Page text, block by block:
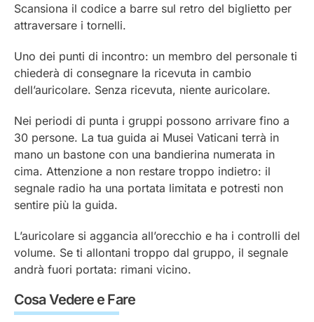
Scansiona il codice a barre sul retro del biglietto per
attraversare i tornelli.
Uno dei punti di incontro: un membro del personale ti
chiederà di consegnare la ricevuta in cambio
dell’auricolare. Senza ricevuta, niente auricolare.
Nei periodi di punta i gruppi possono arrivare fino a
30 persone. La tua guida ai Musei Vaticani terrà in
mano un bastone con una bandierina numerata in
cima. Attenzione a non restare troppo indietro: il
segnale radio ha una portata limitata e potresti non
sentire più la guida.
L’auricolare si aggancia all’orecchio e ha i controlli del
volume. Se ti allontani troppo dal gruppo, il segnale
andrà fuori portata: rimani vicino.
Cosa Vedere e Fare